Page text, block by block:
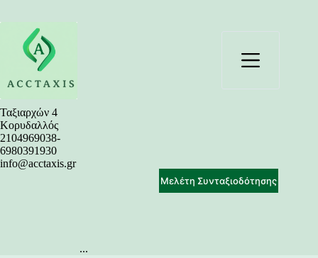
περιεχόμενο
Ταξιαρχών 4
Κορυδαλλός
2104969038-
6980391930
info@acctaxis.gr
...
Μελέτη Συνταξιοδότησης